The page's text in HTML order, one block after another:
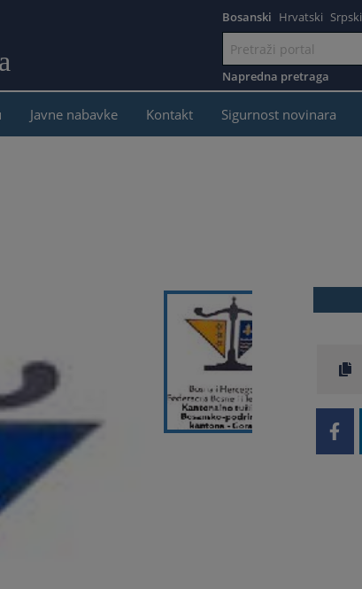
sadržaj
Bosanski Hrvatski Srpski
Napredna pretraga
Javne nabavke Kontakt Sigurnost novinara